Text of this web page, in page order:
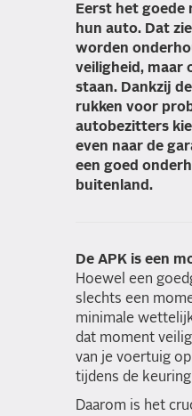
Eerst het goede
hun auto. Dat
worden
veiligheid, maar
staan. Dankzij
rukken voor
autobezitters
even naar de
een goed
buitenland.
De APK is een
Hoewel een
slechts een
minimale
dat moment
van je voertuig
tijdens de
Daarom is het